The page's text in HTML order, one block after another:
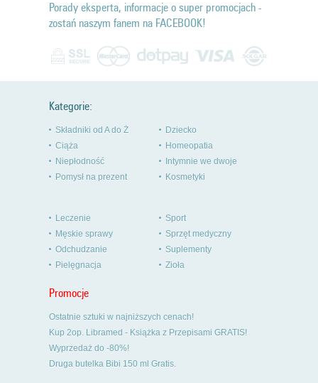
Porady eksperta, informacje o super promocjach -
zostań naszym fanem na FACEBOOK!
Kategorie:
Składniki od A do Ż
Ciąża
Niepłodność
Pomysł na prezent
Dziecko
Homeopatia
Intymnie we dwoje
Kosmetyki
Leczenie
Męskie sprawy
Odchudzanie
Pielęgnacja
Sport
Sprzęt medyczny
Suplementy
Zioła
Promocje
Ostatnie sztuki w najniższych cenach!
Kup 2op. Libramed - Książka z Przepisami GRATIS!
Wyprzedaż do -80%!
Druga butelka Bibi 150 ml Gratis.